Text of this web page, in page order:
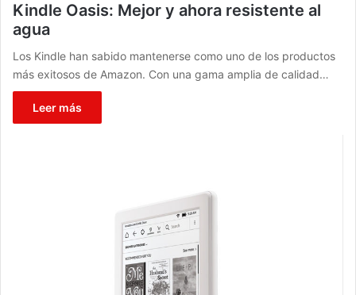
Kindle Oasis: Mejor y ahora resistente al
agua
Los Kindle han sabido mantenerse como uno de los productos
más exitosos de Amazon. Con una gama amplia de calidad…
Leer más